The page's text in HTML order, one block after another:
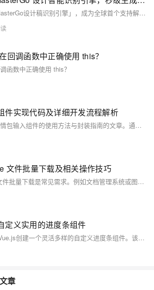
VTJ.PRO发布「AI MasterGo设计稿识别引擎」，成为全球首个支持解析MasterGo原生JSON文件并自动生成Vue组件的AI工具。通过双引擎架构，实现设计到代码全流程自动化，效率提升300%，助力企业降本增效，引领“设计即生产”新时代。
回调函数中正确使用 this？
函数中正确使用 this？
件实现代码及详细开发流程解析
这是一篇关于 Vue 表情包输入组件的使用方法与封装指南的文章。通过安装依赖、全局注册和局部使用，可以快速集成表情包功能到 Vue 项目中。文章还详细介绍了组件的封装实现、高级配置（如自定义表情列表、主题定制、动画效果和懒加载）以及完整集成示例。开发者可根据需求扩展功能，例如 GIF 搜索或自定义表情上传，提升用户体验。资源链接提供进一步学习材料。
文件批量下载及相关操作技巧
在Vue项目中，实现文件批量下载是常见需求。例如文档管理系统或图片库应用中，用户可能需要一次性下载多个文件。本文介绍了三种技术方案：1) 使用`file-saver`和`jszip`插件在前端打包文件为ZIP并下载；2) 借助后端接口完成文件压缩与传输；3) 使用`StreamSaver`解决大文件下载问题。同时，通过在线教育平台的实例详细说明了前后端的具体实现步骤，帮助开发者根据项目需求选择合适方案。
定义实用的进度条组件
本文介绍了如何使用Vue.js创建一个灵活多样的自定义进度条组件。该组件可接受进度段数据数组作为输入，动态渲染进度段，支持动画效果和内容展示。当进度超出总长时，超出部分将以红色填充。文章详细描述了组件的设计目标、实现步骤（包括props定义、宽度计算、模板渲染、动画处理及超出部分的显示），并提供了使用示例。通过此组件，开发者可根据项目需求灵活展示进度情况，优化用户体验。资源地址：[https://pan.quark.cn/s/35324205c62b](https://pan.quark.cn/s/35324205c62b)。
章